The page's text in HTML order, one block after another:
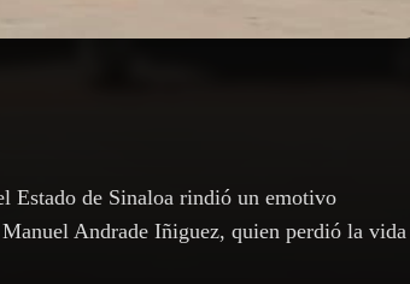
Estado de Sinaloa rindió un emotivo
Andrade Iñiguez, quien perdió la vida